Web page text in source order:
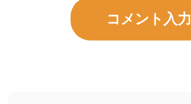
コメント入